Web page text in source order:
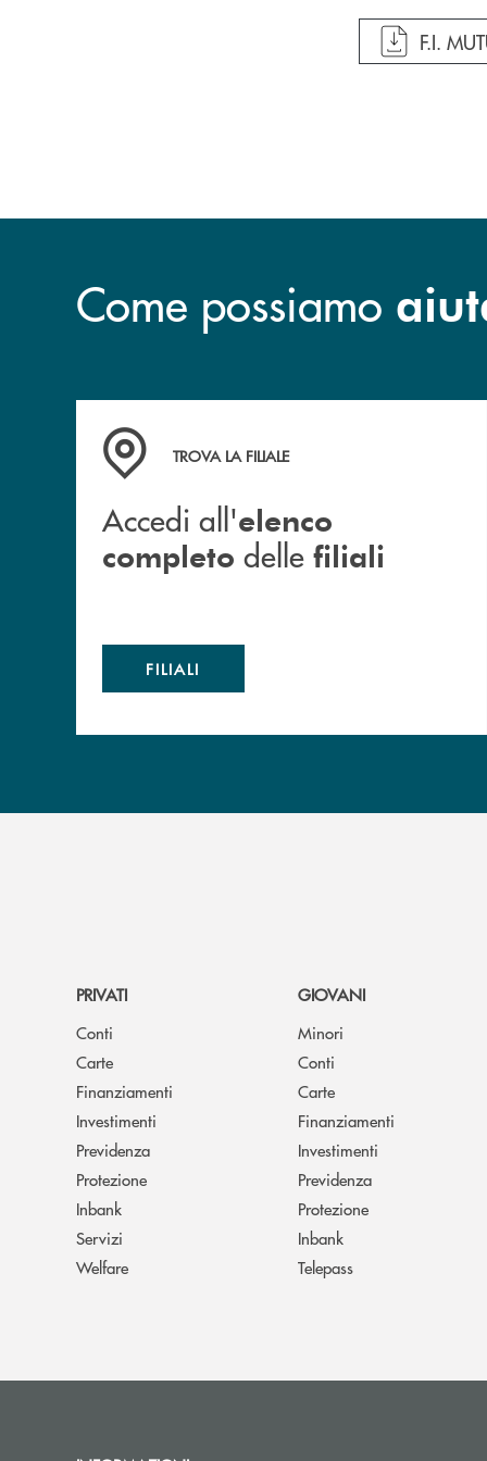
apre
F.I.
Come possiamo
Accedi all' elenco completo delle filiali
TROVA LA FILIALE
Accedi all'elenco
completo delle filiali
FILIALI
PRIVATI
Conti
Carte
Finanziamenti
Investimenti
Previdenza
Protezione
Inbank
Servizi
Welfare
GIOVANI
Minori
Conti
Carte
Finanziamenti
Investimenti
Previdenza
Protezione
Inbank
Telepass